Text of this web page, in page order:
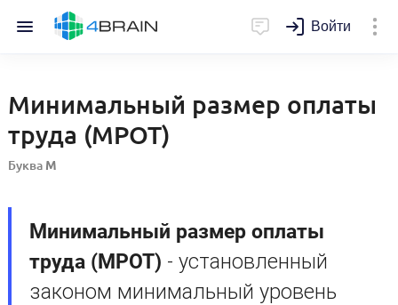
Войти
Минимальный размер оплаты
труда (МРОТ)
Буква М
Минимальный размер оплаты
труда (МРОТ) - установленный
законом минимальный уровень